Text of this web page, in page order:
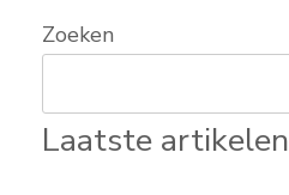
Zoeken
Laatste artikelen